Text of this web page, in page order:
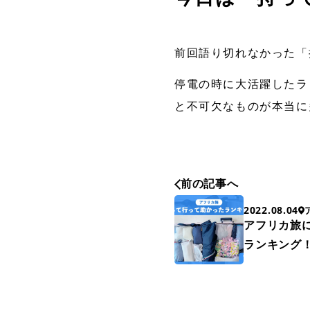
前回語り切れなかった
停電の時に大活躍した
と不可欠なものが本当
前の記事へ
2022.08.04
アフリカ旅
ランキング